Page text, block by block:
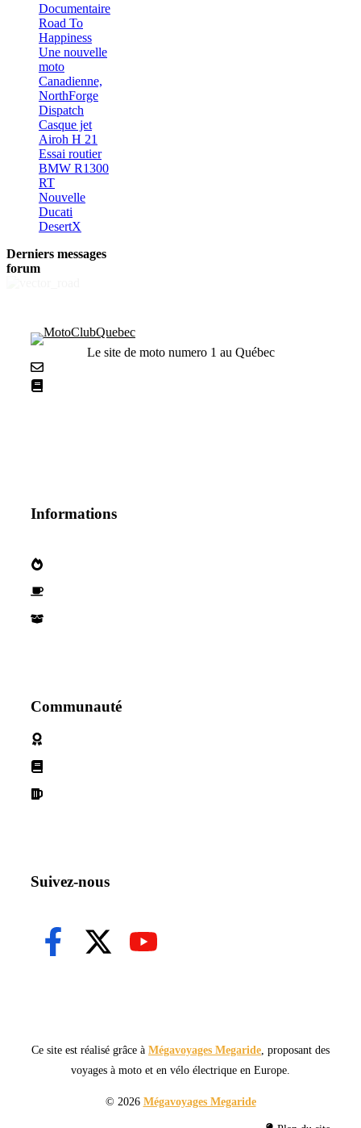
Documentaire
Road To
Happiness
Une nouvelle
moto
Canadienne,
NorthForge
Dispatch
Casque jet
Airoh H 21
Essai routier
BMW R1300
RT
Nouvelle
Ducati
DesertX
Derniers messages
forum
Le site de moto numero 1 au Québec
Informations
Communauté
Suivez-nous
Ce site est réalisé grâce à Mégavoyages Megaride , proposant des
voyages à moto et en vélo électrique en Europe.
© 2026 Mégavoyages Megaride